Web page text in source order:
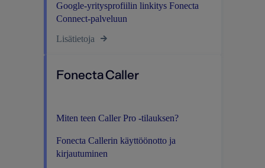
Google-yritysprofiilin linkitys Fonecta
Connect-palveluun
Lisätietoja
Fonecta Caller
Miten teen Caller Pro -tilauksen?
Fonecta Callerin käyttöönotto ja
kirjautuminen